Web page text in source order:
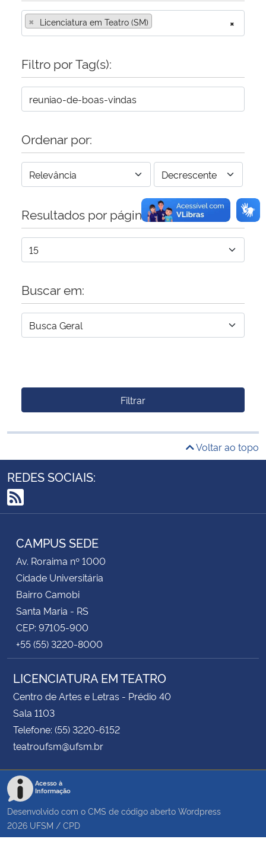
Controladoria-Geral da União
Secretaria-Geral
Gabinete de Segurança Institucional
Advocacia-Geral da União
Banco Central do Brasil
Planalto
×
× Licenciatura em Teatro (SM)
Filtro por Tag(s):
Ordenar por:
Resultados por página:
Buscar em:
Filtrar
Voltar ao topo
REDES SOCIAIS:
RSS
CAMPUS SEDE
Av. Roraima nº 1000
Cidade Universitária
Bairro Camobi
Santa Maria - RS
CEP: 97105-900
+55 (55) 3220-8000
LICENCIATURA EM TEATRO
Centro de Artes e Letras - Prédio 40
Sala 1103
Telefone: (55) 3220-6152
teatroufsm@ufsm.br
Acesso à
Informação
Desenvolvido com o CMS de código aberto Wordpress
2026 UFSM / CPD